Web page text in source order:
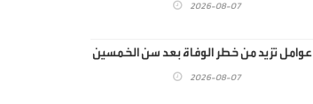
2026-08-07
عوامل تزيد من خطر الوفاة بعد سن الخمسين
2026-08-07